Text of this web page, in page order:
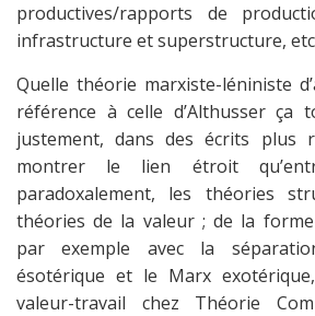
productives/rapports de
infrastructure et superstructure,
Quelle théorie marxiste-léniniste
référence à celle d’Althusser ça
justement, dans des écrits plus
montrer le lien étroit
paradoxalement, les théories
théories de la valeur ; de la
par exemple avec la
ésotérique et le Marx
valeur-travail chez Théorie